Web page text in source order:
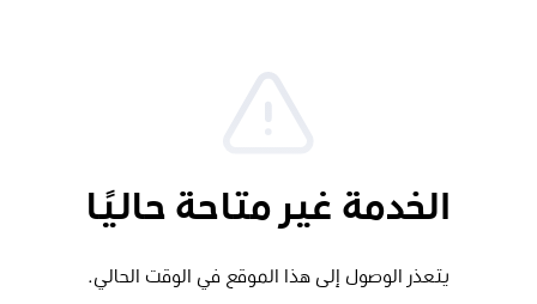
الخدمة غير متاحة حاليًا
يتعذر الوصول إلى هذا الموقع في الوقت الحالي.